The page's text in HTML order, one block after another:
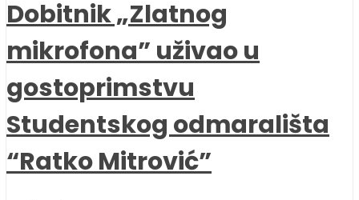
Dobitnik „Zlatnog
mikrofona” uživao u
gostoprimstvu
Studentskog odmarališta
“Ratko Mitrović”